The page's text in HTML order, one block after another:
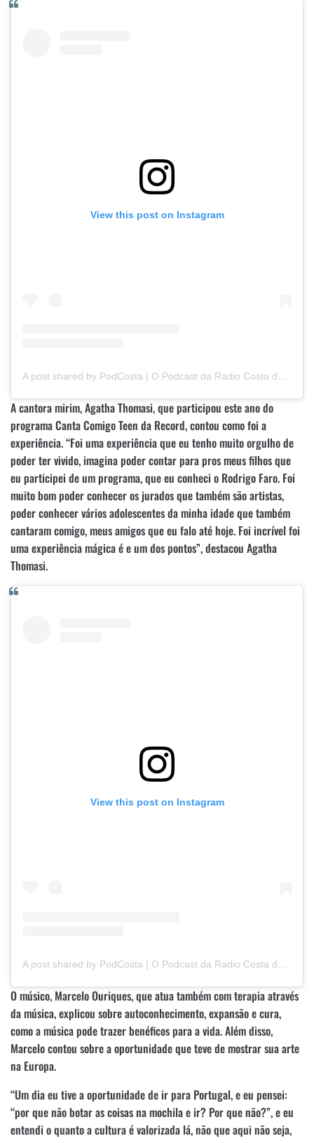
View this post on Instagram
A post shared by PodCosta | O Podcast da Radio Costa do Sol (@podcostaoficial)
A cantora mirim, Agatha Thomasi, que participou este ano do
programa Canta Comigo Teen da Record, contou como foi a
experiência. “Foi uma experiência que eu tenho muito orgulho de
poder ter vivido, imagina poder contar para pros meus filhos que
eu participei de um programa, que eu conheci o Rodrigo Faro. Foi
muito bom poder conhecer os jurados que também são artistas,
poder conhecer vários adolescentes da minha idade que também
cantaram comigo, meus amigos que eu falo até hoje. Foi incrível foi
uma experiência mágica é e um dos pontos”, destacou Agatha
Thomasi.
View this post on Instagram
A post shared by PodCosta | O Podcast da Radio Costa do Sol (@podcostaoficial)
O músico, Marcelo Ouriques, que atua também com terapia através
da música, explicou sobre autoconhecimento, expansão e cura,
como a música pode trazer benéficos para a vida. Além disso,
Marcelo contou sobre a oportunidade que teve de mostrar sua arte
na Europa.
“Um dia eu tive a oportunidade de ir para Portugal, e eu pensei:
“por que não botar as coisas na mochila e ir? Por que não?”, e eu
entendi o quanto a cultura é valorizada lá, não que aqui não seja,